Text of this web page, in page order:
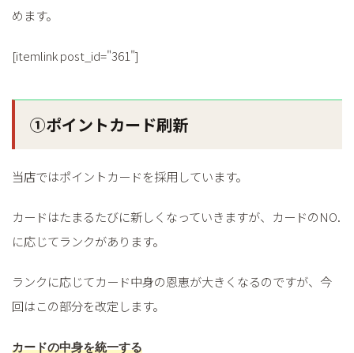
めます。
[itemlink post_id="361"]
①ポイントカード刷新
当店ではポイントカードを採用しています。
カードはたまるたびに新しくなっていきますが、カードのNO.
に応じてランクがあります。
ランクに応じてカード中身の恩恵が大きくなるのですが、今
回はこの部分を改定します。
カードの中身を統一する